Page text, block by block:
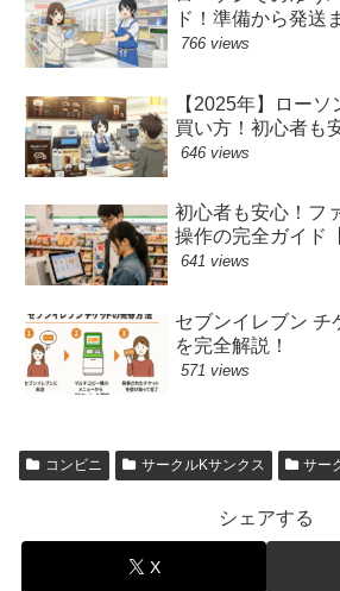
ド！準備から発送
766 views
【2025年】ロー
買い方！初心者も
646 views
初心者も安心！フ
操作の完全ガイド
641 views
セブンイレブン チ
を完全解説！
571 views
コンビニ サークルKサンクス サー
シェアする
X